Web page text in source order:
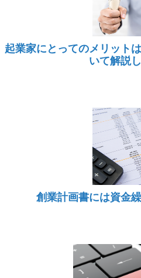
起業家にとってのメリット
いて解説
創業計画書には資金